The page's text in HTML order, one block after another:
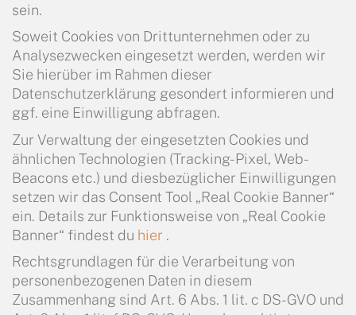
sein.
Soweit Cookies von Drittunternehmen oder zu
Analysezwecken eingesetzt werden, werden wir
Sie hierüber im Rahmen dieser
Datenschutzerklärung gesondert informieren und
ggf. eine Einwilligung abfragen.
Zur Verwaltung der eingesetzten Cookies und
ähnlichen Technologien (Tracking-Pixel, Web-
Beacons etc.) und diesbezüglicher Einwilligungen
setzen wir das Consent Tool „Real Cookie Banner“
ein. Details zur Funktionsweise von „Real Cookie
Banner“ findest du hier .
Rechtsgrundlagen für die Verarbeitung von
personenbezogenen Daten in diesem
Zusammenhang sind Art. 6 Abs. 1 lit. c DS-GVO und